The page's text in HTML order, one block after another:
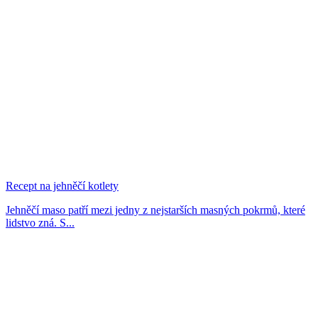
Recept na jehněčí kotlety
Jehněčí maso patří mezi jedny z nejstarších masných pokrmů, které
lidstvo zná. S...